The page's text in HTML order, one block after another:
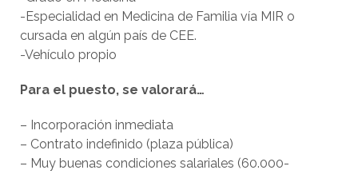
-Especialidad en Medicina de Familia vía MIR o
cursada en algún país de CEE.
-Vehículo propio
Para el puesto, se valorará…
– Incorporación inmediata
– Contrato indefinido (plaza pública)
– Muy buenas condiciones salariales (60.000-